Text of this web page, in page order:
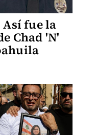
fue la
Chad 'N'